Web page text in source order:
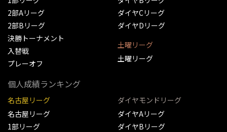
2部Aリーグ
2部Bリーグ
決勝トーナメント
入替戦
プレーオフ
ダイヤCリーグ
ダイヤDリーグ
土曜リーグ
土曜リーグ
個人成績ランキング
名古屋リーグ
名古屋リーグ
1部リーグ
ダイヤモンドリーグ
ダイヤAリーグ
ダイヤBリーグ